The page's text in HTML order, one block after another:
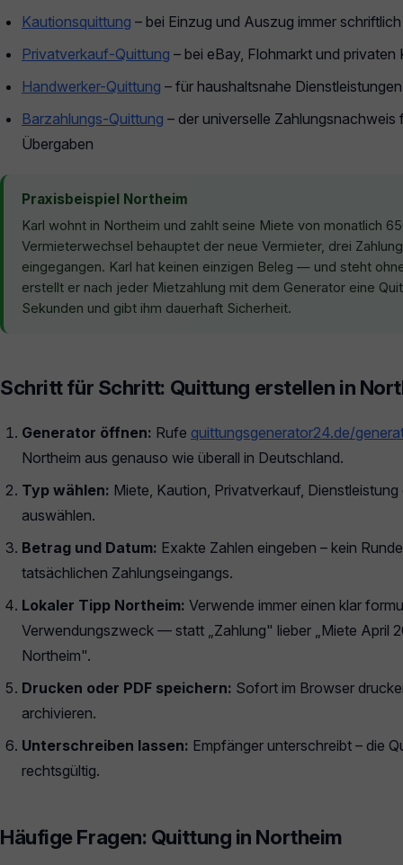
Kautionsquittung – bei Einzug und Auszug immer
Privatverkauf-Quittung – bei eBay, Flohmarkt und privaten
Handwerker-Quittung – für haushaltsnahe
Barzahlungs-Quittung – der universelle Zahlungsnachweis
Übergaben
Praxisbeispiel Northeim
Karl wohnt in Northeim und zahlt seine Miete von monatlich
Vermieterwechsel behauptet der neue Vermieter, drei
eingegangen. Karl hat keinen einzigen Beleg — und steht
erstellt er nach jeder Mietzahlung mit dem Generator eine
Sekunden und gibt ihm dauerhaft Sicherheit.
Schritt für Schritt: Quittung erstellen in
Generator öffnen: Rufe quittungsgenerator24.de/
Northeim aus genauso wie überall in Deutschland.
Typ wählen: Miete, Kaution, Privatverkauf,
auswählen.
Betrag und Datum: Exakte Zahlen eingeben – kein
tatsächlichen Zahlungseingangs.
Lokaler Tipp Northeim: Verwende immer einen klar
Verwendungszweck — statt „Zahlung" lieber „Miete April
Northeim".
Drucken oder PDF speichern: Sofort im Browser
archivieren.
Unterschreiben lassen: Empfänger unterschreibt – die
rechtsgültig.
Häufige Fragen: Quittung in Northeim